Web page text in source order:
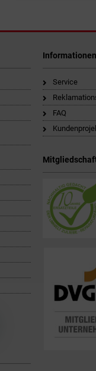
Informationen
Service
FAQ